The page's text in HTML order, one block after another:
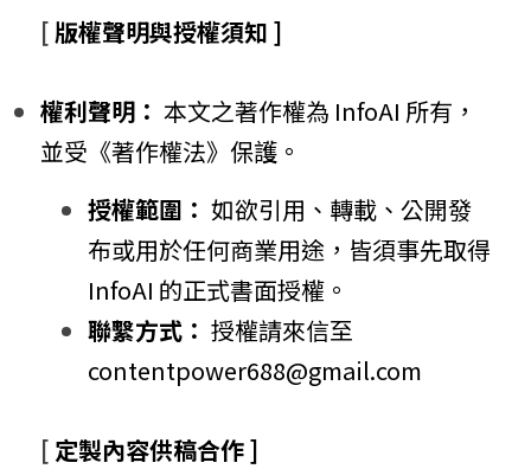
[ 版權聲明與授權須知 ]
權利聲明： 本文之著作權為 InfoAI 所有，
並受《著作權法》保護。
授權範圍： 如欲引用、轉載、公開發
布或用於任何商業用途，皆須事先取得
InfoAI 的正式書面授權。
聯繫方式： 授權請來信至
contentpower688@gmail.com
[ 定製內容供稿合作 ]